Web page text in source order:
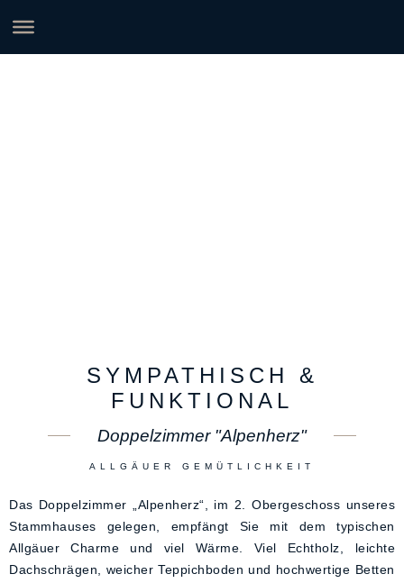
SYMPATHISCH &
FUNKTIONAL
Doppelzimmer "Alpenherz"
ALLGÄUER GEMÜTLICHKEIT
Das Doppelzimmer „Alpenherz“, im 2. Obergeschoss unseres
Stammhauses gelegen, empfängt Sie mit dem typischen
Allgäuer Charme und viel Wärme. Viel Echtholz, leichte
Dachschrägen, weicher Teppichboden und hochwertige Betten